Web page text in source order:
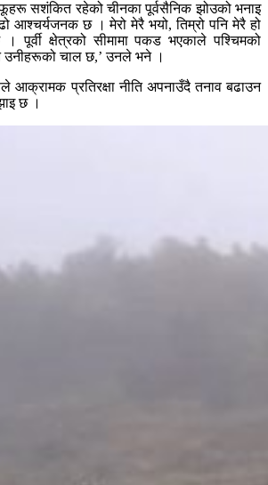
सशंकित रहेको चीनका पूर्वसैनिक झोउको भनाइ
आश्चर्यजनक छ । मेरो मेरै भयो, तिम्रो पनि मेरै हो
पूर्वी क्षेत्रको सीमामा पकड भएकाले पश्चिमको
उनीहरूको चाल छ,’ उनले भने ।
आक्रामक प्रतिरक्षा नीति अपनाउँदै तनाव बढाउन
छ ।